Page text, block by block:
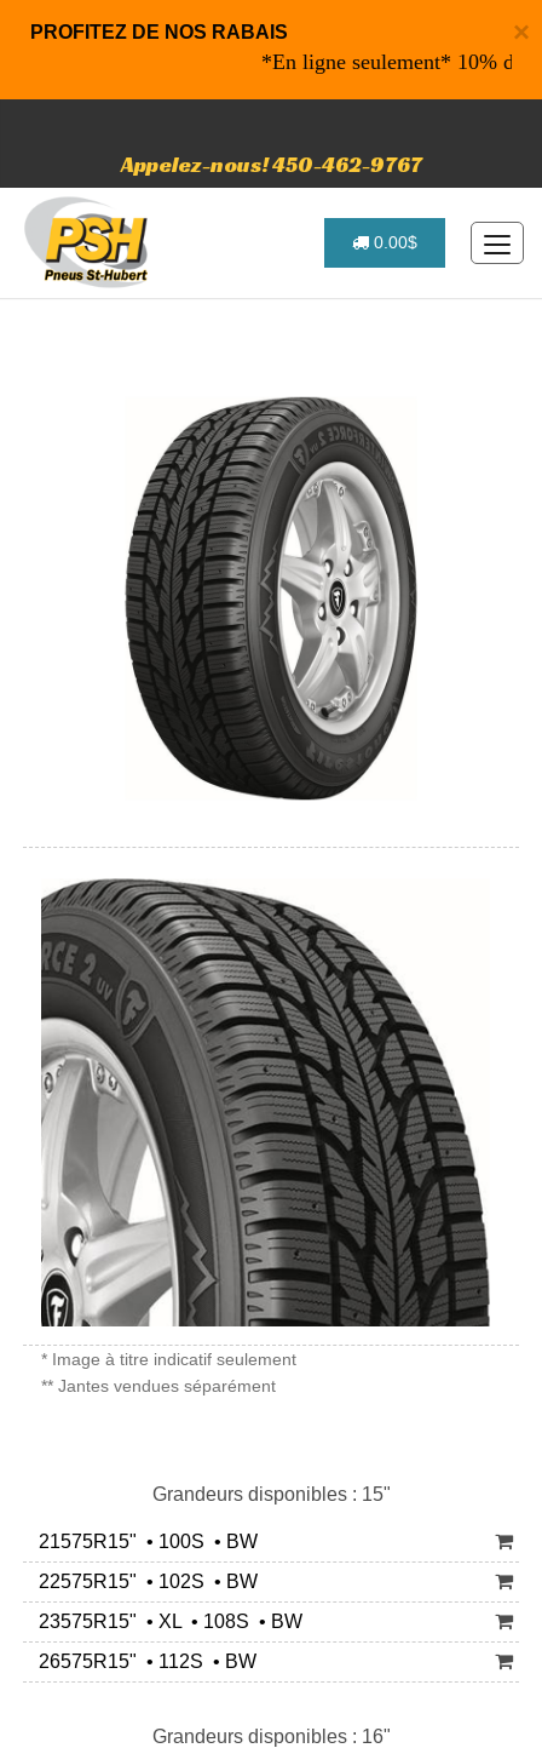
×
PROFITEZ DE NOS RABAIS
*En ligne seulement* 10% de
Appelez-nous! 450-462-9767
0.00$
* Image à titre indicatif seulement
** Jantes vendues séparément
Grandeurs disponibles : 15"
21575R15" • 100S • BW
22575R15" • 102S • BW
23575R15" • XL • 108S • BW
26575R15" • 112S • BW
Grandeurs disponibles : 16"